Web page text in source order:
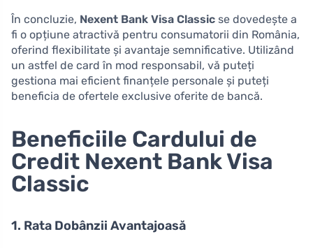
În concluzie, Nexent Bank Visa Classic se dovedește a
fi o opțiune atractivă pentru consumatorii din România,
oferind flexibilitate și avantaje semnificative. Utilizând
un astfel de card în mod responsabil, vă puteți
gestiona mai eficient finanțele personale și puteți
beneficia de ofertele exclusive oferite de bancă.
Beneficiile Cardului de
Credit Nexent Bank Visa
Classic
1. Rata Dobânzii Avantajoasă